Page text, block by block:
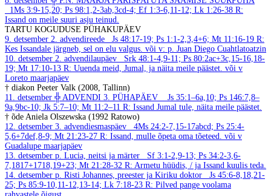
1Ms 3:9-15,20; Ps 98:1,2-3ab,3cd-4; Ef 1:3-6,11-12; Lk 1:26-38 R:
Issand on meile suuri asju teinud.
TARTU KOGUDUSE PÜHAKUPÄEV
9. detsember 2. advendireede Js 48:17-19; Ps 1:1-2,3,4+6; Mt 11:16-19 R:
Kes Issandale järgneb, sel on elu valgus. või v: p. Juan Diego Cuahtlatoatzin
10. detsember 2. advendilaupäev
Srk 48:1-4,9-11; Ps 80:2ac+3c,15-16,18-
19; Mt 17:10-13 R: Uuenda meid, Jumal, ja näita meile päästet. või v
Loreto maarjapäev
† diakon Peeter Valk (2008, Tallinn)
11. detsember ╬ ADVENDI 3. PÜHAPÄEV
Js 35:1–6a,10; Ps 146:7,8–
9a,9bc-10; Jk 5:7–10; Mt 11:2–11 R: Issand Jumal tule, näita meile päästet.
† õde Aniela Olszewska (1992 Ratowo)
12. detsember 3. advendiesmaspäev
4Ms 24:2-7,15-17abcd; Ps 25:4-
5,6+7def,8-9; Mt 21:23-27 R: Issand, mulle õpeta oma tõeteed. või v
Guadalupe maarjapäev
13. detsember p. Lucia, neitsi ja märter
Sf 3:1-2,9-13; Ps 34:2-3,6-
7,1817+1718,19+23; Mt 21:28-32 R: Armetu hüüdis, / ja Issand kuulis teda.
14. detsember p. Risti Johannes, preester ja Kiriku doktor
Js 45:6-8,18,21-
25; Ps 85:9-10,11-12,13-14; Lk 7:18-23 R: Pilved pange voolama